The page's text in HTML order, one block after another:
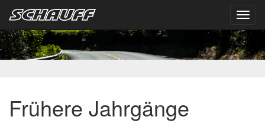
Frühere Jahrgänge